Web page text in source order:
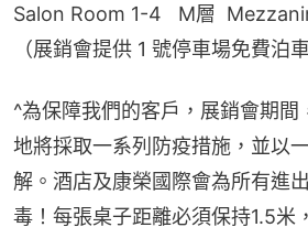
Salon Room 1-4   M層
（展銷會提供 1 號停車場免費泊車
^為保障我們的客戶，展銷會期
地將採取一系列防疫措施，並以
解。酒店及康榮國際會為所有進
毒！每張桌子距離必須保持1.5米